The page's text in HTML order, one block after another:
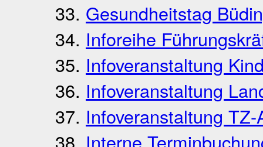
Gesundheitstag
Inforeihe
Infoveranstaltung
Infoveranstaltung
Infoveranstaltung
Interne